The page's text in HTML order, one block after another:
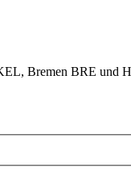
Bremen BRE und